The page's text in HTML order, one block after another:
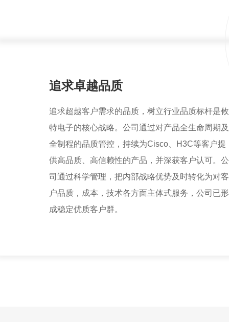
追求卓越品质
追求超越客户需求的品质，树立行业品质标杆是攸
特电子的核心战略。公司通过对产品全生命周期及
全制程的品质管控，持续为Cisco、H3C等客户提
供高品质、高信赖性的产品，并深获客户认可。公
司通过科学管理，把内部战略优势及时转化为对客
户品质，成本，技术各方面主体式服务，公司已形
成稳定优质客户群。